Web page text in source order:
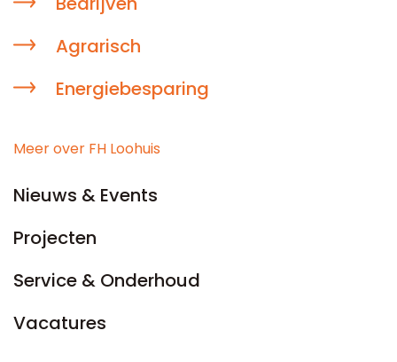
Agrarisch
Energiebesparing
Meer over FH Loohuis
Nieuws & Events
Projecten
Service & Onderhoud
Vacatures